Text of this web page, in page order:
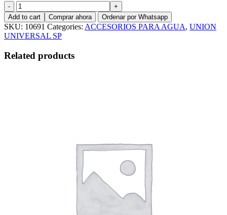
UNION
UNIVERSAL
2"
PVC
SP
SANKING
quantity
Add to cart Comprar ahora Ordenar por Whatsapp
SKU: 10691 Categories: ACCESORIOS PARA AGUA, UNION
UNIVERSAL SP
Related products